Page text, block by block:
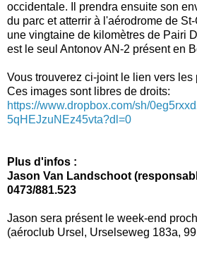
occidentale. Il prendra ensuite son
du parc et atterrir à l'aérodrome de
une vingtaine de kilomètres de Pairi
est le seul Antonov AN-2 présent en
Vous trouverez ci-joint le lien vers les
Ces images sont libres de droits:
https://www.dropbox.com/sh/
5qHEJzuNEz45vta?dl=0
Plus d'infos :
Jason Van Landschoot
0473/881.523
Jason sera présent le week-end
(aéroclub Ursel, Urselseweg 183a,